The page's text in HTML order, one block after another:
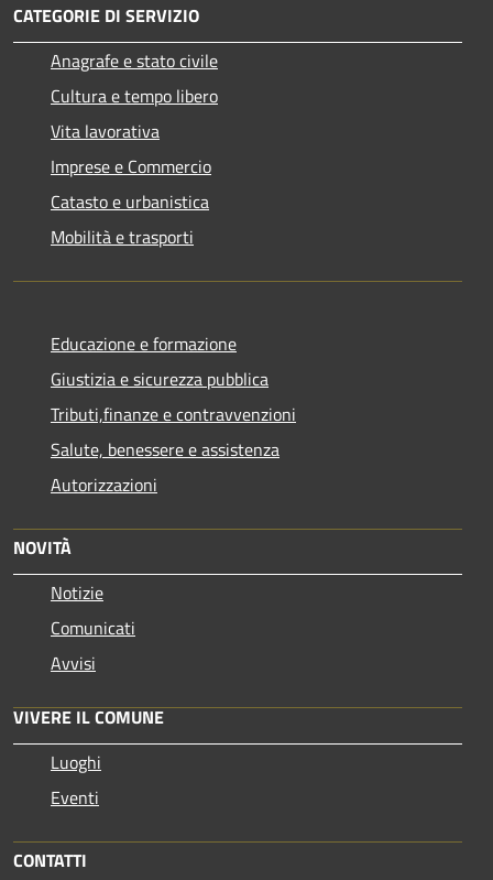
CATEGORIE DI SERVIZIO
Anagrafe e stato civile
Cultura e tempo libero
Vita lavorativa
Imprese e Commercio
Catasto e urbanistica
Mobilità e trasporti
Educazione e formazione
Giustizia e sicurezza pubblica
Tributi,finanze e contravvenzioni
Salute, benessere e assistenza
Autorizzazioni
NOVITÀ
Notizie
Comunicati
Avvisi
VIVERE IL COMUNE
Luoghi
Eventi
CONTATTI